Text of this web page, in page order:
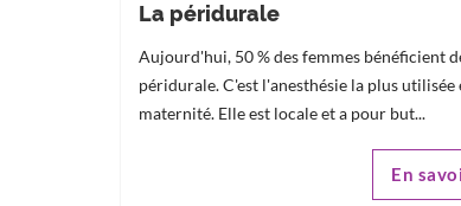
La péridurale
Aujourd'hui, 50 % des femmes bénéficient
péridurale. C'est l'anesthésie la plus utilisée
maternité. Elle est locale et a pour but...
En